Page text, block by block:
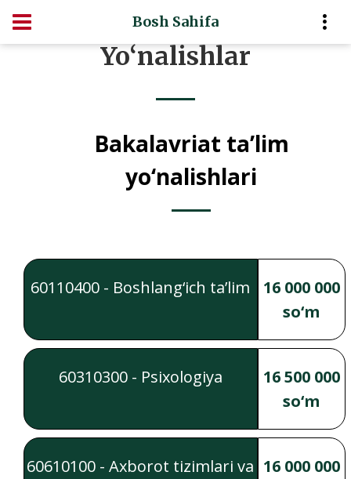
Bosh Sahifa
Yo‘nalishlar
Bakalavriat ta’lim
yo‘nalishlari
60110400 - Boshlang‘ich ta’lim
16 000 000
so‘m
60310300 - Psixologiya
16 500 000
so‘m
60610100 - Axborot tizimlari va 16 000 000